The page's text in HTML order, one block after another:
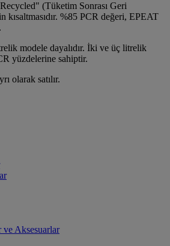
(Tüketim Sonrası Geri
kısaltmasıdır. %85 PCR değeri, EPEAT
modele dayalıdır. İki ve üç litrelik
yüzdelerine sahiptir.
olarak satılır.
Aksesuarlar